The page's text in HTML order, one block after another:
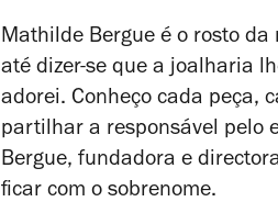
Mathilde Bergue é o rosto
até dizer-se que a joalharia
adorei. Conheço cada peça,
partilhar a responsável pelo
Bergue, fundadora e
ficar com o sobrenome.